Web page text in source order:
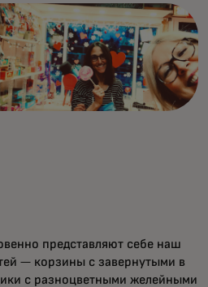
представляют себе наш
— корзины с завернутыми в
с разноцветными желейными